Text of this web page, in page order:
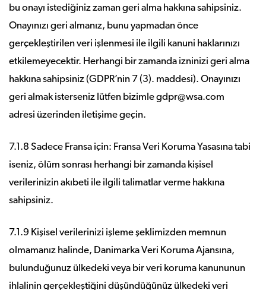
bu onayı istediğiniz zaman geri alma hakkına sahipsiniz.
Onayınızı geri almanız, bunu yapmadan önce
gerçekleştirilen veri işlenmesi ile ilgili kanuni haklarınızı
etkilemeyecektir. Herhangi bir zamanda izninizi geri alma
hakkına sahipsiniz (GDPR’nin 7 (3). maddesi). Onayınızı
geri almak isterseniz lütfen bizimle gdpr@wsa.com
adresi üzerinden iletişime geçin.
7.1.8 Sadece Fransa için: Fransa Veri Koruma Yasasına tabi
iseniz, ölüm sonrası herhangi bir zamanda kişisel
verilerinizin akıbeti ile ilgili talimatlar verme hakkına
sahipsiniz.
7.1.9 Kişisel verilerinizi işleme şeklimizden memnun
olmamanız halinde, Danimarka Veri Koruma Ajansına,
bulunduğunuz ülkedeki veya bir veri koruma kanununun
ihlalinin gerçekleştiğini düşündüğünüz ülkedeki veri